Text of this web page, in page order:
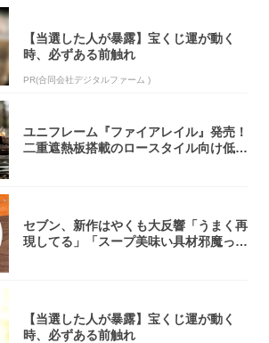
【当選した人が暴露】宝くじ運が動く
時、必ずある前触れ
PR(合同会社デジタルファーム )
ユニフレーム『ファイアレイル』発売！
二重遮熱板搭載のロースタイル向け低型
セブン、新作はやくも大反響「うまく再
現してる」「スープ美味い具材邪魔って
【当選した人が暴露】宝くじ運が動く
時、必ずある前触れ